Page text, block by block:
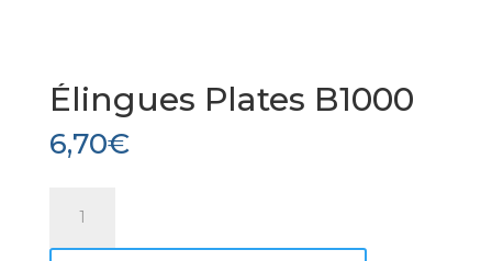
Élingues Plates B1000
6,70€
Élingues